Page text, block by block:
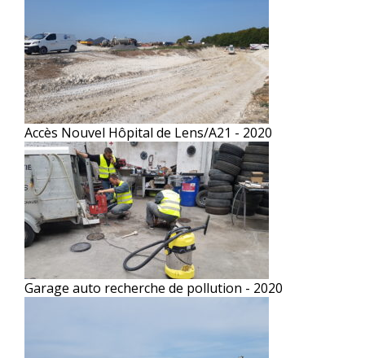
Accès Nouvel Hôpital de Lens/A21 - 2020
Garage auto recherche de pollution - 2020